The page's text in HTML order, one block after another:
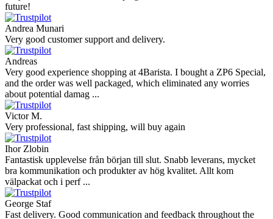
future!
Andrea Munari
Very good customer support and delivery.
Andreas
Very good experience shopping at 4Barista. I bought a ZP6 Special,
and the order was well packaged, which eliminated any worries
about potential damag ...
Victor M.
Very professional, fast shipping, will buy again
Ihor Zlobin
Fantastisk upplevelse från början till slut. Snabb leverans, mycket
bra kommunikation och produkter av hög kvalitet. Allt kom
välpackat och i perf ...
George Staf
Fast delivery. Good communication and feedback throughout the